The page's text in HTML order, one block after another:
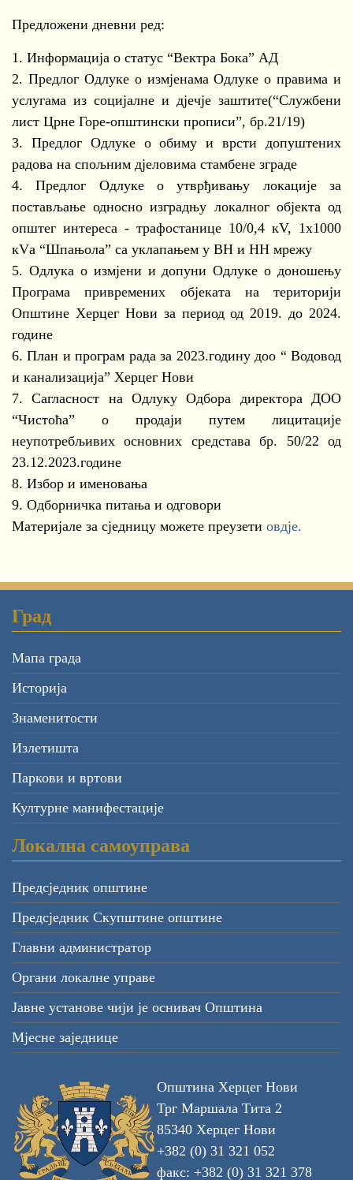
Предложени дневни ред:
1. Информација о статус “Вектра Бока” АД
2. Предлог Одлуке о измјенама Одлуке о правима и
услугама из социјалне и дјечје заштите(“Службени
лист Црне Горе-општински прописи”, бр.21/19)
3. Предлог Одлуке о обиму и врсти допуштених
радова на спољним дјеловима стамбене зграде
4. Предлог Одлуке о утврђивању локације за
постављање односно изградњу локалног објекта од
општег интереса - трафостанице 10/0,4 кV, 1x1000
кVа “Шпањола” са уклапањем у ВН и НН мрежу
5. Одлука о измјени и допуни Одлуке о доношењу
Програма привремених објеката на територији
Општине Херцег Нови за период од 2019. до 2024.
године
6. План и програм рада за 2023.годину доо “ Водовод
и канализација” Херцег Нови
7. Сагласност на Одлуку Одбора директора ДОО
“Чистоћа” о продаји путем лицитације
неупотребљивих основних средстава бр. 50/22 од
23.12.2023.године
8. Избор и именовања
9. Одборничка питања и одговори
Материјале за сједницу можете преузети овдје.
Град
Мапа града
Историја
Знаменитости
Излетишта
Паркови и вртови
Културне манифестације
Локална самоуправа
Предсједник општине
Предсједник Скупштине општине
Главни администратор
Органи локалне управе
Јавне установе чији је оснивач Општина
Мјесне заједнице
Општина Херцег Нови
Трг Маршала Тита 2
85340 Херцег Нови
+382 (0) 31 321 052
факс: +382 (0) 31 321 378